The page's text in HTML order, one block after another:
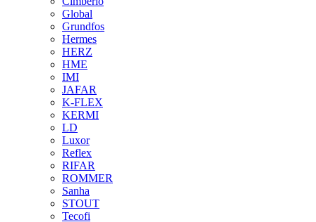
Global
Grundfos
Hermes
HERZ
HME
IMI
JAFAR
K-FLEX
KERMI
LD
Luxor
Reflex
RIFAR
ROMMER
Sanha
STOUT
Tecofi